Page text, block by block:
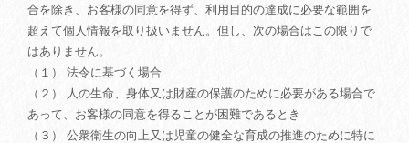
合を除き、お客様の同意を得ず、利用目的の達成に必要な範囲を
超えて個人情報を取り扱いません。但し、次の場合はこの限りで
はありません。
（１） 法令に基づく場合
（２） 人の生命、身体又は財産の保護のために必要がある場合で
あって、お客様の同意を得ることが困難であるとき
（３） 公衆衛生の向上又は児童の健全な育成の推進のために特に